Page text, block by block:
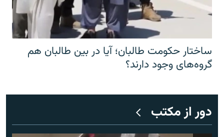
ساختار حکومت طالبان؛ آیا در بین طالبان هم
گروه‌های وجود دارند؟
دور از مکتب